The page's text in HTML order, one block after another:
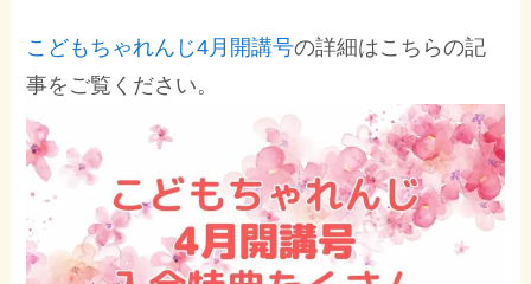
こどもちゃれんじ4月開講号の詳細はこちらの記
事をご覧ください。